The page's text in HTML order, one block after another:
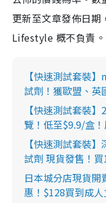
更新至文章發佈日
Lifestyle 概不負責
【快速測試套裝
試劑！獲歐盟、英
【快速測試套裝
覽！低至$9.9/盒
【快速測試套裝
試劑 現貨發售！
日本城分店現貨
惠！$128買到成